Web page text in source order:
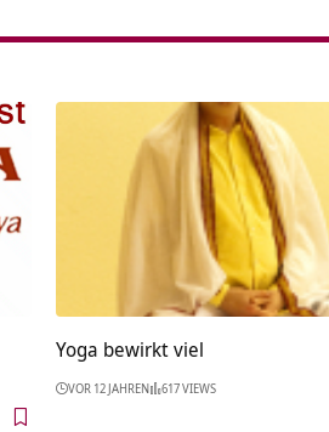
Yoga bewirkt viel
VOR 12 JAHREN 617 VIEWS